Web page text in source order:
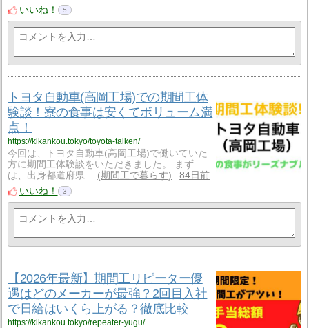
いいね！
5
トヨタ自動車(高岡工場)での期間工体
験談！寮の食事は安くてボリューム満
点！
https://kikankou.tokyo/toyota-taiken/
今回は、トヨタ自動車(高岡工場)で働いていた
方に期間工体験談をいただきました。 まず
は、出身都道府県…
期間工で暮らす
84日前
いいね！
3
【2026年最新】期間工リピーター優
遇はどのメーカーが最強？2回目入社
で日給はいくら上がる？徹底比較
https://kikankou.tokyo/repeater-yugu/